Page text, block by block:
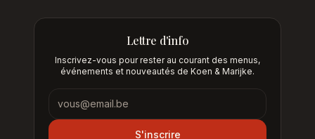
Lettre d'info
Inscrivez-vous pour rester au courant des menus,
événements et nouveautés de Koen & Marijke.
Lettre d'info
S'inscrire